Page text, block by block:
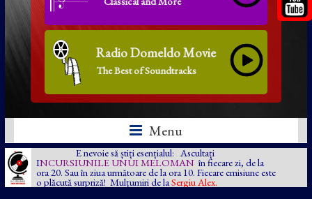
Radio Domeldo Movie
The Best of Soundtracks
Menu
E nevoie să știți esențialul: Ascultați
INCURSIUNILE UNUI MELOMAN în fiecare zi, de la
ora 20. Sau în ziua următoare de la ora 10. Fiecare emisiune este
o plăcută surpriză! Mulțumiri de la Sergiu Alex.